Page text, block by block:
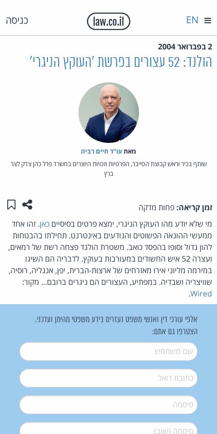
כניסה EN
2 בפברואר 2004
הולנד: 52 עצורים בפרשת 'העוקץ הניגרי'
מאת‏עו"ד חיים רביה
שותף בכיר וראש קבוצת הסייבר, הפרטיות וזכויות היוצרים במשרד פרל כהן צדק לצר
ברץ
זמן קריאה: פחות מדקה שתפו
מי שלא יודע מהו העוקץ הניגרי, ימצא פרטים בסיסיים כאן. זהו אחד
ממעשי ההונאה הפשוטים והנודעים באינטרנט. תחילתו בהבטחות
להון גדול וסופו בהפסד כואב. משטרת הולנד פצחה רשת של רמאים,
ועצרה 52 איש החשודים במעורבות בעוקץ. לדבריה הם השיגו
במירמה מליוני אירו מאזרחים של ארצות-הברית, יפן, אנגליה, רוסיה,
שוויצריה ושבדיה. במפתיע, העצורים הם ניגרים ברובם... מקור:
Wired
.
אלפי עורכי דין ואנשי משפט נעזרים בידע משפטי מהימן ועדכני.
הצטרפו גם אתם:
שם משתמש*
דואל*
סיסמה*
סיסמה (שוב)*